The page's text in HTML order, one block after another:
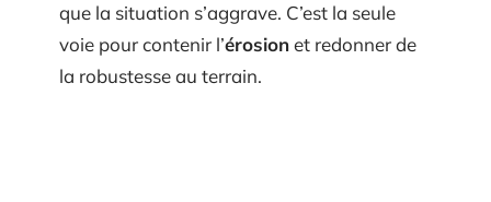
que la situation s’aggrave. C’est la seule
voie pour contenir l’érosionet redonner de
la robustesse au terrain.